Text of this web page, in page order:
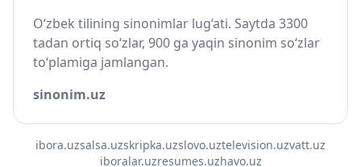
O‘zbek tilining sinonimlar lug‘ati. Saytda 3300
tadan ortiq so‘zlar, 900 ga yaqin sinonim so‘zlar
to‘plamiga jamlangan.
sinonim.uz
ibora.uzsalsa.uzskripka.uzslovo.uztelevision.uzvatt.uz
iboralar.uzresumes.uzhavo.uz